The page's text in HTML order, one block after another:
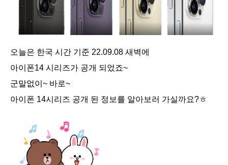
오늘은 한국 시간 기준 22.09.08 새벽에
아이폰14 시리즈가 공개 되었죠~
군말없이~ 바로~
아이폰 14시리즈 공개 된 정보를 알아보러 가실까요?ㅎ